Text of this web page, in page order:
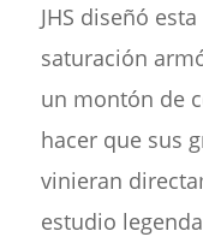
JHS diseñó
saturación
un montón de
hacer que sus
vinieran
estudio